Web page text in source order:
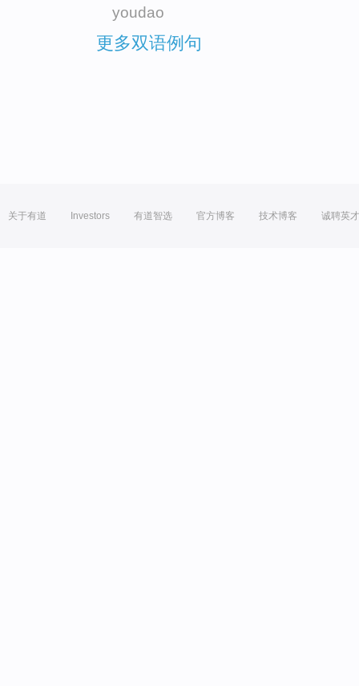
youdao
更多双语例句
关于有道 Investors 有道智选 官方博客 技术博客 诚聘英才